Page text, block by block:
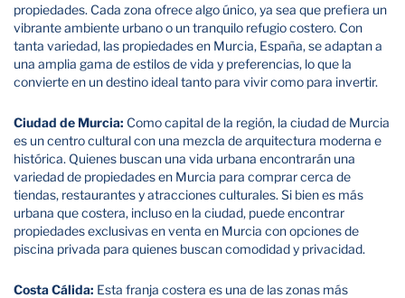
propiedades. Cada zona ofrece algo único, ya sea que prefiera un
vibrante ambiente urbano o un tranquilo refugio costero. Con
tanta variedad, las propiedades en Murcia, España, se adaptan a
una amplia gama de estilos de vida y preferencias, lo que la
convierte en un destino ideal tanto para vivir como para invertir.
Ciudad de Murcia: Como capital de la región, la ciudad de Murcia
es un centro cultural con una mezcla de arquitectura moderna e
histórica. Quienes buscan una vida urbana encontrarán una
variedad de propiedades en Murcia para comprar cerca de
tiendas, restaurantes y atracciones culturales. Si bien es más
urbana que costera, incluso en la ciudad, puede encontrar
propiedades exclusivas en venta en Murcia con opciones de
piscina privada para quienes buscan comodidad y privacidad.
Costa Cálida: Esta franja costera es una de las zonas más